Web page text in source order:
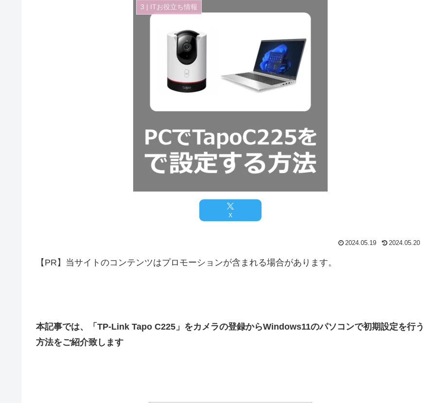
3 | ITお役立ち情報
X
2024.05.19 2024.05.20
【PR】当サイトのコンテンツはプロモーションが含まれる場合があります。
本記事では、「TP-Link Tapo C225」をカメラの登録からWindows11のパソコンで初期設定を行う
方法をご紹介致します